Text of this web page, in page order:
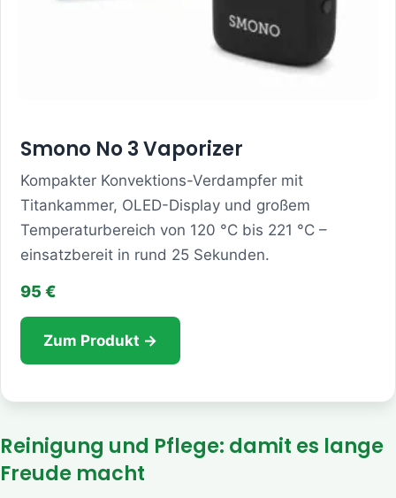
Smono No 3 Vaporizer
Kompakter Konvektions-Verdampfer mit
Titankammer, OLED-Display und großem
Temperaturbereich von 120 °C bis 221 °C –
einsatzbereit in rund 25 Sekunden.
95 €
Zum Produkt →
Reinigung und Pflege: damit es lange
Freude macht